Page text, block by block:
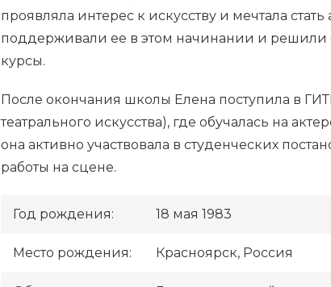
проявляла интерес к искусству и мечтала
поддерживали ее в этом начинании и решили
курсы.
После окончания школы Елена поступила в
театрального искусства), где обучалась на
она активно участвовала в студенческих
работы на сцене.
Год рождения: 18 мая 1983
Место рождения: Красноярск, Россия